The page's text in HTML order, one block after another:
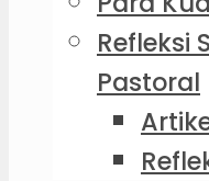
Refleksi
Pastoral